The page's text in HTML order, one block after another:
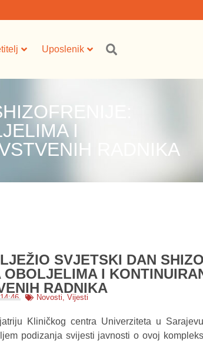
Uposlenik
I
RADNIKA
SVJETSKI DAN
OBOLJELIMA I
RADNIKA
14:46 Novosti,Vijesti
Kliničkog centra Univerziteta u
podizanja svijesti javnosti o ovoj